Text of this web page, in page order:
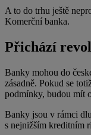
A to do trhu ještě
Komerční banka.
Přichází
Banky mohou do
zásadně. Pokud se
podmínky, budou mít
Banky jsou v rámci
s nejnižším kreditním